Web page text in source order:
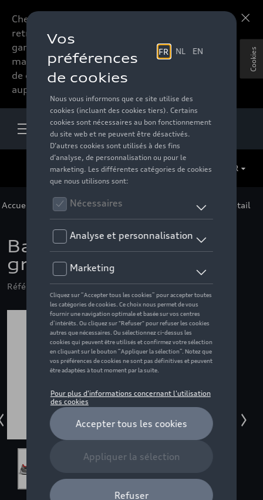
Chers accessoires-lovers,
retrouvez dorénavant toute la
gamme d’accessoires de votre
marque préférée sous forme
de catalogue à commander
auprès de votre distributeur.
FR
Accueil Pour vous >F1 Collection Accessoires > Détail
Baskets Audi F1 Fero,
gris/noir - 5
Référence: ZZQ3132605603
Cookies